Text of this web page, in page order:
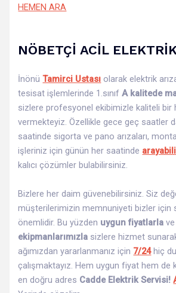
HEMEN ARA
NÖBETÇİ ACİL
İnönüTamirci Ustası olarak elektrik
tesisat işlemlerinde 1.sınıfA kalitede
sizlere profesyonel ekibimizle kaliteli bir
vermekteyiz. Özellikle gece geç saatler
saatinde sigorta ve pano arızaları,
işleriniz için günün her saatinde
kalıcı çözümler bulabilirsiniz.
Bizlere her daim güvenebilirsiniz. Siz
müşterilerimizin memnuniyeti bizler için
önemlidir. Bu yüzden uygun fiyatlarla ve
ekipmanlarımızla sizlere hizmet
ağımızdan yararlanmanız için 7/24hiç
çalışmaktayız. Hem uygun fiyat hem de
en doğru adres Cadde Elektrik Servisi!